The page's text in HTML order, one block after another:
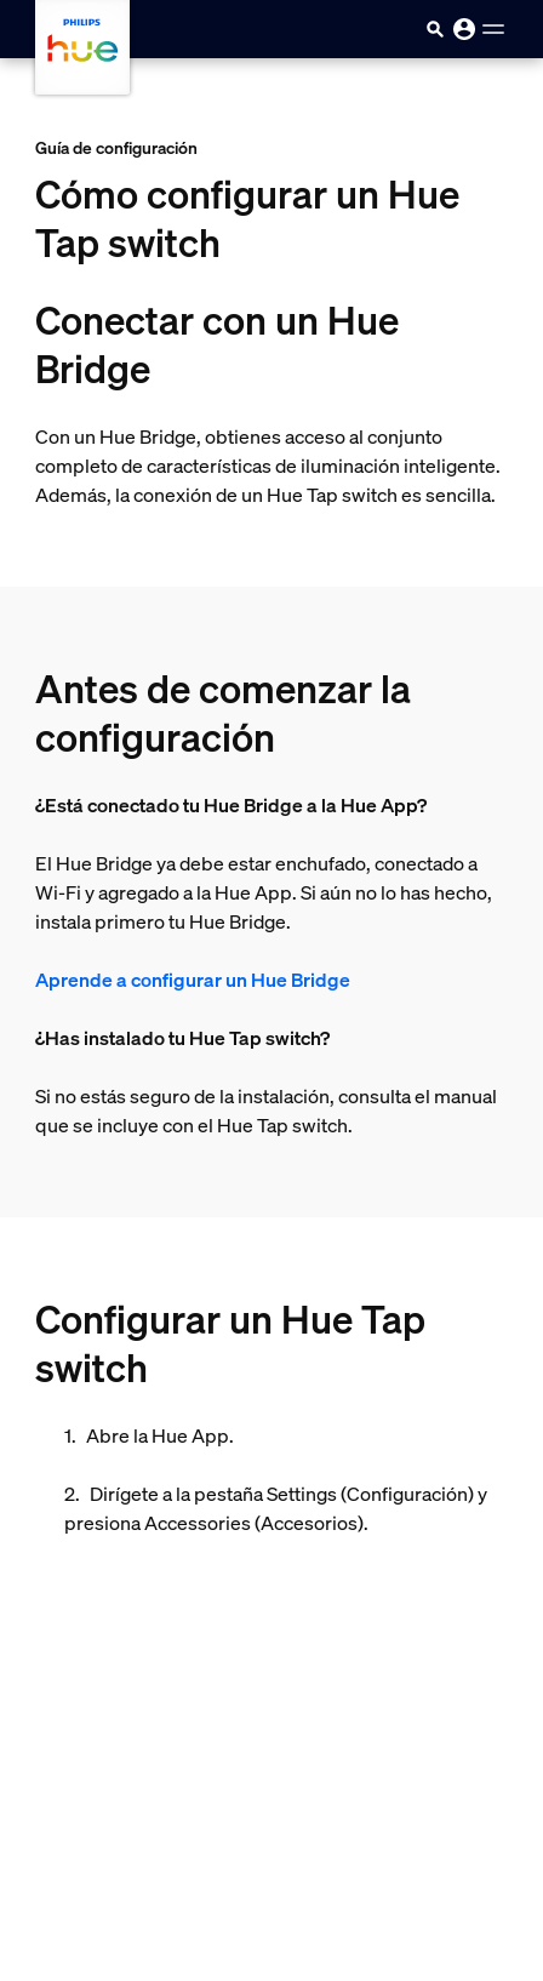
Guía de configuración
Cómo configurar un Hue
Tap switch
Conectar con un Hue
Bridge
Con un Hue Bridge, obtienes acceso al conjunto
completo de características de iluminación inteligente.
Además, la conexión de un Hue Tap switch es sencilla.
Antes de comenzar la
configuración
¿Está conectado tu Hue Bridge a la Hue App?
El Hue Bridge ya debe estar enchufado, conectado a
Wi-Fi y agregado a la Hue App. Si aún no lo has hecho,
instala primero tu Hue Bridge.
Aprende a configurar un Hue Bridge
¿Has instalado tu Hue Tap switch?
Si no estás seguro de la instalación, consulta el manual
que se incluye con el Hue Tap switch.
Configurar un Hue Tap
switch
Abre la Hue App.
Dirígete a la pestañaSettings(Configuración) y
presionaAccessories(Accesorios).